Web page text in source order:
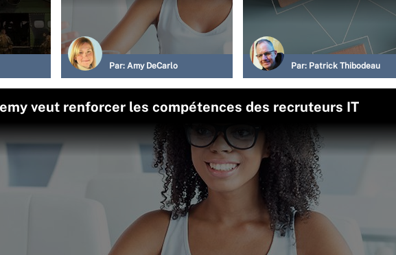
Par: Amy DeCarlo Par: Patrick Thibodeau
veut renforcer les compétences des recruteurs IT